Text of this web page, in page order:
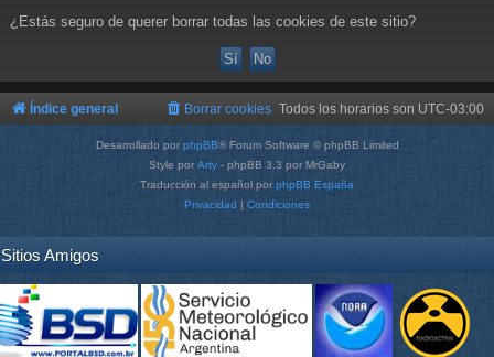
¿Estás seguro de querer borrar todas las cookies de este sitio?
Índice general Todos los horarios son UTC-03:00
Borrar cookies
Desarrollado porphpBB® Forum Software © phpBB Limited
Style por Arty - phpBB 3.3 por MrGaby
Traducción al español por phpBB España
Privacidad | Condiciones
Sitios Amigos